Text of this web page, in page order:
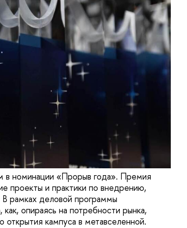
номинации «Прорыв года». Премия
проекты и практики по внедрению,
В рамках деловой программы
опираясь на потребности рынка,
открытия кампуса в метавселенной.